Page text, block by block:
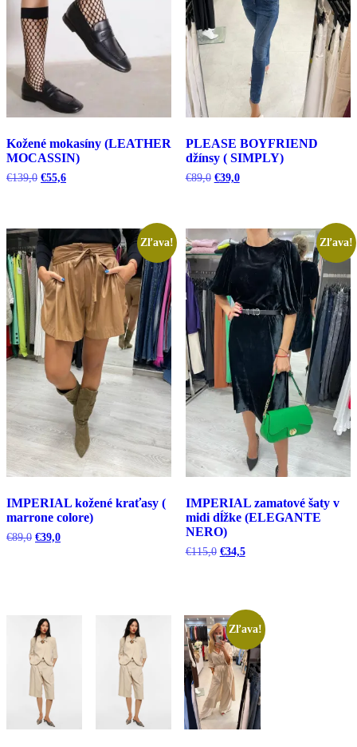
Kožené mokasíny (LEATHER
MOCASSIN)
€139,0 Pôvodná
€55,6Aktuálna
PLEASE BOYFRIEND
džínsy ( SIMPLY)
€89,0 Pôvodná
€39,0Aktuálna
Zľava!
IMPERIAL kožené kraťasy (
marrone colore)
€89,0 Pôvodná
€39,0Aktuálna
Zľava!
IMPERIAL zamatové šaty v
midi dĺžke (ELEGANTE
NERO)
€115,0 Pôvodná
€34,5Aktuálna
Zľava!